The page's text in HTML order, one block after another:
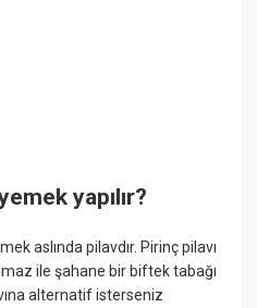
yapılır?
aslında pilavdır. Pirinç pilavı
ile şahane bir biftek tabağı
alternatif isterseniz